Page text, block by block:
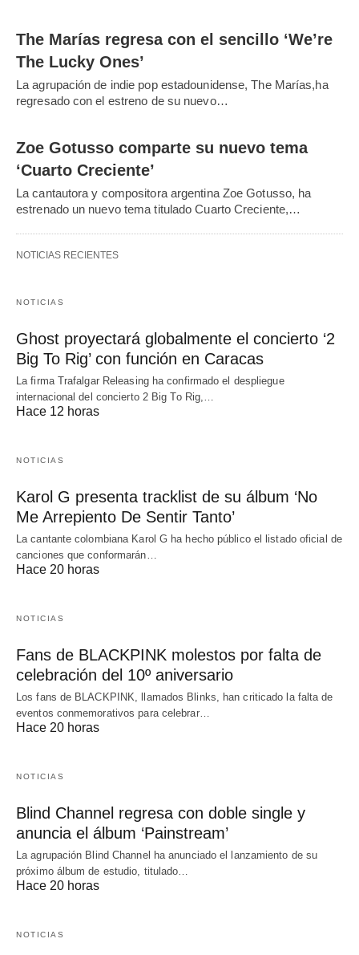
The Marías regresa con el sencillo ‘We’re
The Lucky Ones’
La agrupación de indie pop estadounidense, The Marías,ha
regresado con el estreno de su nuevo…
Zoe Gotusso comparte su nuevo tema
‘Cuarto Creciente’
La cantautora y compositora argentina Zoe Gotusso, ha
estrenado un nuevo tema titulado Cuarto Creciente,…
NOTICIAS RECIENTES
NOTICIAS
Ghost proyectará globalmente el concierto ‘2
Big To Rig’ con función en Caracas
La firma Trafalgar Releasing ha confirmado el despliegue
internacional del concierto 2 Big To Rig,…
Hace 12 horas
NOTICIAS
Karol G presenta tracklist de su álbum ‘No
Me Arrepiento De Sentir Tanto’
La cantante colombiana Karol G ha hecho público el listado oficial de
canciones que conformarán…
Hace 20 horas
NOTICIAS
Fans de BLACKPINK molestos por falta de
celebración del 10º aniversario
Los fans de BLACKPINK, llamados Blinks, han criticado la falta de
eventos conmemorativos para celebrar…
Hace 20 horas
NOTICIAS
Blind Channel regresa con doble single y
anuncia el álbum ‘Painstream’
La agrupación Blind Channel ha anunciado el lanzamiento de su
próximo álbum de estudio, titulado…
Hace 20 horas
NOTICIAS